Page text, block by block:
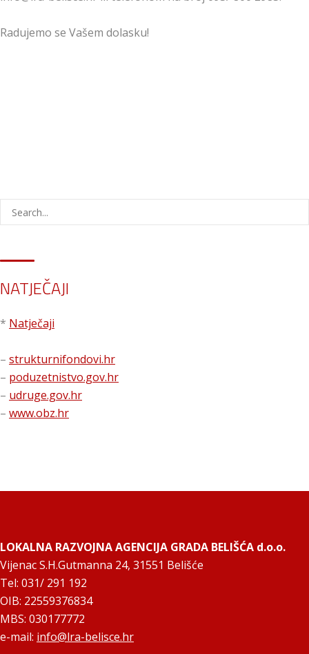
Radujemo se Vašem dolasku!
NATJEČAJI
* Natječaji
– strukturnifondovi.hr
– poduzetnistvo.gov.hr
– udruge.gov.hr
– www.obz.hr
LOKALNA RAZVOJNA AGENCIJA GRADA BELIŠĆA d.o.o.
Vijenac S.H.Gutmanna 24, 31551 Belišće
Tel: 031/ 291 192
OIB: 22559376834
MBS: 030177772
e-mail: info@lra-belisce.hr